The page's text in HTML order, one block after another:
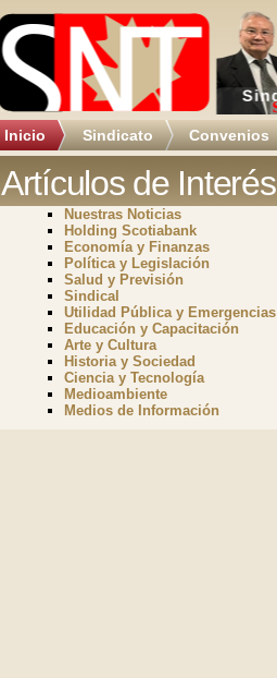
Inicio Sindicato Convenios
Artículos de Interés
Nuestras Noticias
Holding Scotiabank
Economía y Finanzas
Política y Legislación
Salud y Previsión
Sindical
Utilidad Pública y Emergencias
Educación y Capacitación
Arte y Cultura
Historia y Sociedad
Ciencia y Tecnología
Medioambiente
Medios de Información